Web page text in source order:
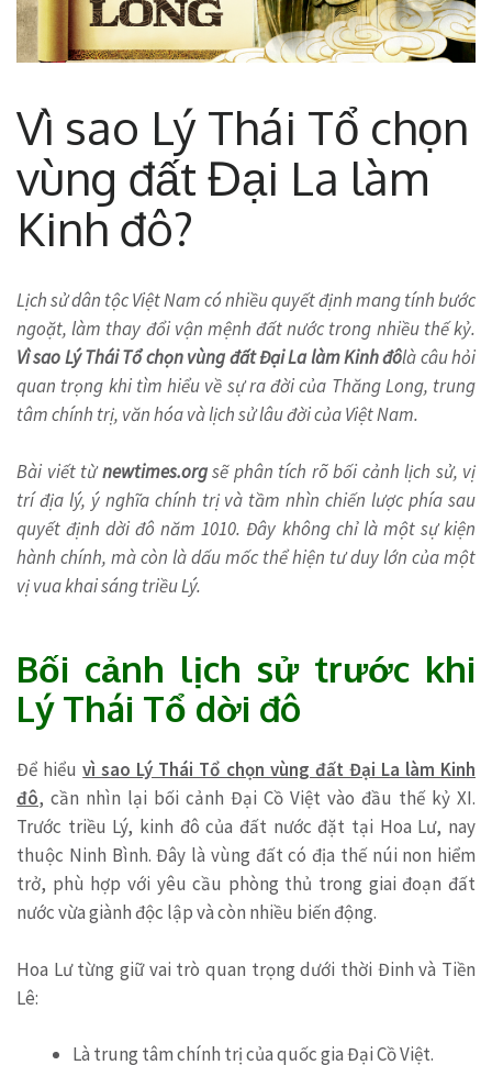
Vì sao Lý Thái Tổ chọn
vùng đất Đại La làm
Kinh đô?
Lịch sử dân tộc Việt Nam có nhiều quyết định mang tính bước
ngoặt, làm thay đổi vận mệnh đất nước trong nhiều thế kỷ.
Vì sao Lý Thái Tổ chọn vùng đất Đại La làm Kinh đôlà câu hỏi
quan trọng khi tìm hiểu về sự ra đời của Thăng Long, trung
tâm chính trị, văn hóa và lịch sử lâu đời của Việt Nam.
Bài viết từnewtimes.orgsẽ phân tích rõ bối cảnh lịch sử, vị
trí địa lý, ý nghĩa chính trị và tầm nhìn chiến lược phía sau
quyết định dời đô năm 1010. Đây không chỉ là một sự kiện
hành chính, mà còn là dấu mốc thể hiện tư duy lớn của một
vị vua khai sáng triều Lý.
Bối cảnh lịch sử trước khi
Lý Thái Tổ dời đô
Để hiểuvì sao Lý Thái Tổ chọn vùng đất Đại La làm Kinh
đô, cần nhìn lại bối cảnh Đại Cồ Việt vào đầu thế kỷ XI.
Trước triều Lý, kinh đô của đất nước đặt tại Hoa Lư, nay
thuộc Ninh Bình. Đây là vùng đất có địa thế núi non hiểm
trở, phù hợp với yêu cầu phòng thủ trong giai đoạn đất
nước vừa giành độc lập và còn nhiều biến động.
Hoa Lư từng giữ vai trò quan trọng dưới thời Đinh và Tiền
Lê:
Là trung tâm chính trị của quốc gia Đại Cồ Việt.